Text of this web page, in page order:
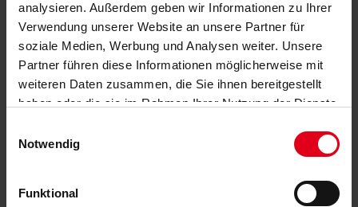
analysieren. Außerdem geben wir Informationen zu Ihrer
Verwendung unserer Website an unsere Partner für
soziale Medien, Werbung und Analysen weiter. Unsere
Partner führen diese Informationen möglicherweise mit
weiteren Daten zusammen, die Sie ihnen bereitgestellt
haben oder die sie im Rahmen Ihrer Nutzung der Dienste
Notwendig
Funktional